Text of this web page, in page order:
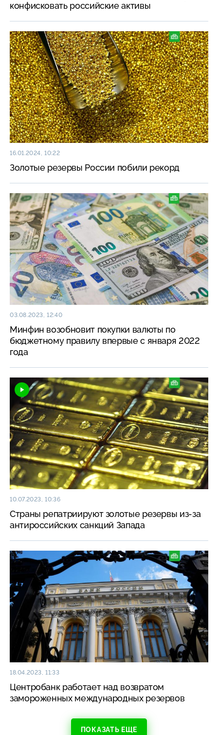
конфисковать российские активы
16.01.2024, 10:22
Золотые резервы России побили рекорд
03.08.2023, 12:40
Минфин возобновит покупки валюты по
бюджетному правилу впервые с января 2022
года
10.07.2023, 10:36
Страны репатриируют золотые резервы из-за
антироссийских санкций Запада
18.04.2023, 11:33
Центробанк работает над возвратом
замороженных международных резервов
ПОКАЗАТЬ ЕЩЕ